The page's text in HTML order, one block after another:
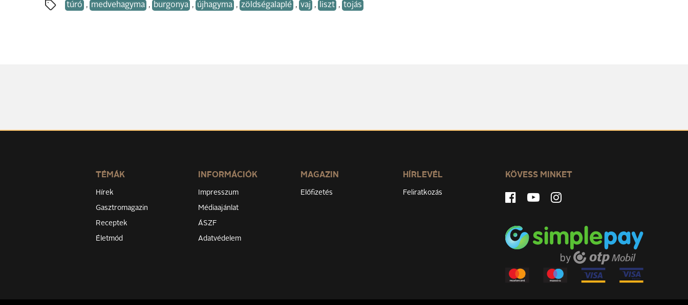
túró , medvehagyma , burgonya , újhagyma , zöldségalaplé , vaj , liszt , tojás
TÉMÁK
Hírek
Gasztromagazin
Receptek
Életmód
INFORMÁCIÓK
Impresszum
Médiaajánlat
ÁSZF
Adatvédelem
MAGAZIN
Előfizetés
HÍRLEVÉL
Feliratkozás
KÖVESS MINKET